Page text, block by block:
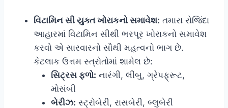
વિટામિન સી યુક્ત ખોરાકનો સમાવેશ: તમારા રોજિંદા
આહારમાં વિટામિન સીથી ભરપૂર ખોરાકનો સમાવેશ
કરવો એ સારવારનો સૌથી મહત્વનો ભાગ છે.
કેટલાક ઉત્તમ સ્ત્રોતોમાં શામેલ છે:
સિટ્રસ ફળો: નારંગી, લીંબુ, ગ્રેપફ્રૂટ,
મોસંબી
બેરીઝ: સ્ટ્રોબેરી, રાસબેરી, બ્લુબેરી